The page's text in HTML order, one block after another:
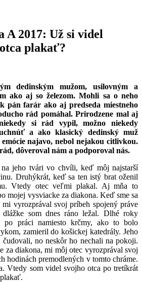
A 2017: Už si videl
plakať?
dedinským mužom, usilovným a
ako aj so železom. Mohli sa o neho
farár ako aj predseda miestneho
rád pomáhal. Prirodzene mal aj
si rád vypil, možno niekedy
a ako klasický dedinský muž
najavo, nebol nejakou citlivkou.
dôveroval nám a podporoval nás.
jeho tvári vo chvíli, keď môj najstarší
Druhýkrát, keď sa ten istý brat oženil
Vtedy otec veľmi plakal. Aj mňa to
mojej vysviacke za diakona. Keď sme sa
vyrozprával svoj príbeh spojený práve
dlážke som dnes ráno ležal. Dlhé roky
po práci namiesto krčmy, ako to bolo
zamieril do košickej katedrály. Jeho
no neskôr ho nechali na pokoji.
za diakona, mi môj otec vyrozprával svoj
hodinách premodlených v tomto chráme.
Vtedy som videl svojho otca po tretíkrát